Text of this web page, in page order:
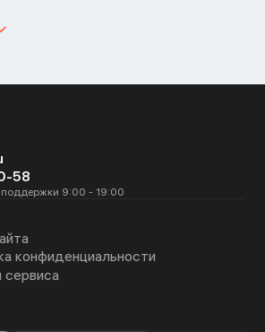
58
9:00 - 19:00
конфиденциальности
сервиса